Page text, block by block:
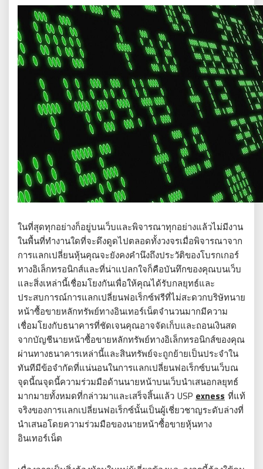
ในที่สุดทุกอย่างก็อยู่บนเว็บและพิจารณาทุกอย่างแล้วไม่มีงาน
ในพื้นที่ทำงานใดที่จะดึงดูดไปตลอดทั้งวงจรเมื่อพิจารณาจาก
การแลกเปลี่ยนหุ้นคุณจะยังคงคำนึงถึงประวัติของโบรกเกอร์
ทางอิเล็กทรอนิกส์และที่น่าแปลกใจก็คือบันทึกของคุณบนเว็บ
และสิ่งเหล่านี้เชื่อมโยงกันเพื่อให้คุณได้รับกลยุทธ์และ
ประสบการณ์การแลกเปลี่ยนฟอเร็กซ์ฟรีที่ไม่สะดวกบริษัทนาย
หน้าซื้อขายหลักทรัพย์ทางอินเทอร์เน็ตจำนวนมากมีความ
เชื่อมโยงกับธนาคารที่ชัดเจนคุณอาจจัดเก็บและถอนเงินสด
จากบัญชีนายหน้าซื้อขายหลักทรัพย์ทางอิเล็กทรอนิกส์ของคุณ
ผ่านทางธนาคารเหล่านี้และสินทรัพย์จะถูกย้ายเป็นประจำใน
ทันทีมีข้อจำกัดที่แน่นอนในการแลกเปลี่ยนฟอเร็กซ์บนเว็บณ
จุดนี้ณจุดนี้ความร่วมมือด้านนายหน้าบนเว็บนำเสนอกลยุทธ์
มากมายทั้งหมดที่กล่าวมาและเสร็จสิ้นแล้ว USP exness ที่แท้
จริงของการแลกเปลี่ยนฟอเร็กซ์นั้นเป็นผู้เชี่ยวชาญระดับล่างที่
นำเสนอโดยความร่วมมือของนายหน้าซื้อขายหุ้นทาง
อินเทอร์เน็ต